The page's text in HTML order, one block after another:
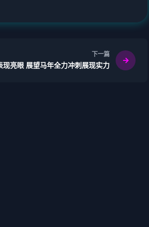
下一篇
现亮眼 展望马年全力冲刺展现实力